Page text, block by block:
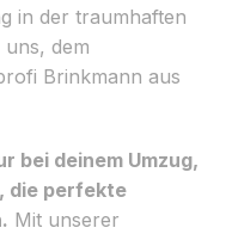
in der traumhaften
dem
Brinkmann aus
bei deinem Umzug,
die perfekte
Mit unserer